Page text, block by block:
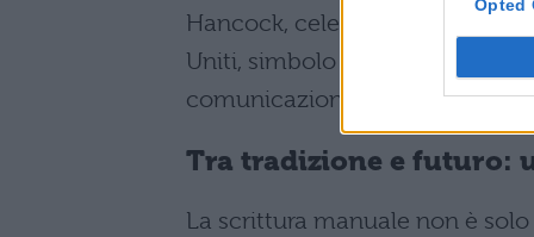
Opted
Hancock, celebre per la sua
Uniti, simbolo dell’importanza
comunicazione e di identità
Tra tradizione e futuro:
La scrittura manuale non è